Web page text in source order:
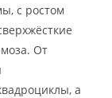
с ростом
От
а